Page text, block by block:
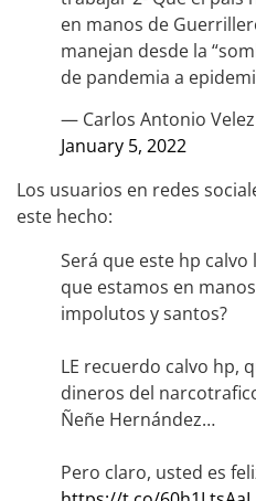
en manos de
manejan desde la
de pandemia a
— Carlos Antonio
January 5, 2022
Los usuarios en redes
este hecho:
Será que este hp calvo
que estamos en
impolutos y santos?
LE recuerdo calvo hp,
dineros del
Ñeñe Hernández…
Pero claro, usted es